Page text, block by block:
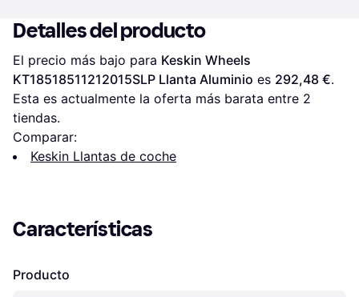
Detalles del producto
El precio más bajo para Keskin Wheels
KT18518511212015SLP Llanta Aluminio es 292,48 €.
Esta es actualmente la oferta más barata entre 2
tiendas.
Comparar:
Keskin Llantas de coche
Características
Producto